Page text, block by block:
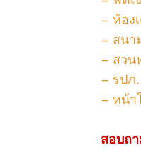
– ห้อง
– สนา
– สวน
– รปภ
– หน้า
สอบถ